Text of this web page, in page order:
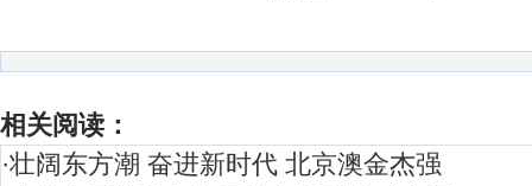
相关阅读：
·壮阔东方潮 奋进新时代 北京澳金杰强